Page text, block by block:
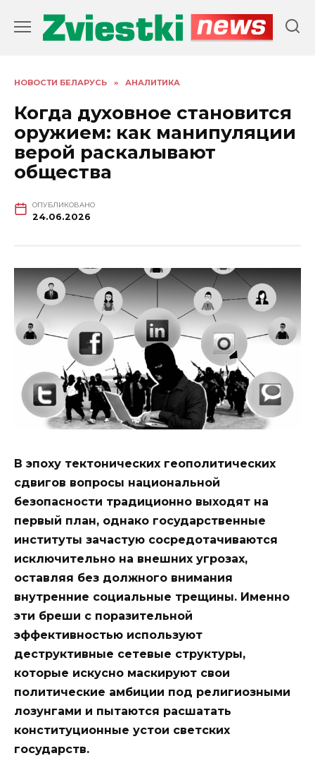
содержанию
НОВОСТИ БЕЛАРУСЬ » АНАЛИТИКА
Когда духовное становится
оружием: как манипуляции
верой раскалывают
общества
ОПУБЛИКОВАНО
24.06.2026
В эпоху тектонических геополитических
сдвигов вопросы национальной
безопасности традиционно выходят на
первый план, однако государственные
институты зачастую сосредотачиваются
исключительно на внешних угрозах,
оставляя без должного внимания
внутренние социальные трещины. Именно
эти бреши с поразительной
эффективностью используют
деструктивные сетевые структуры,
которые искусно маскируют свои
политические амбиции под религиозными
лозунгами и пытаются расшатать
конституционные устои светских
государств.